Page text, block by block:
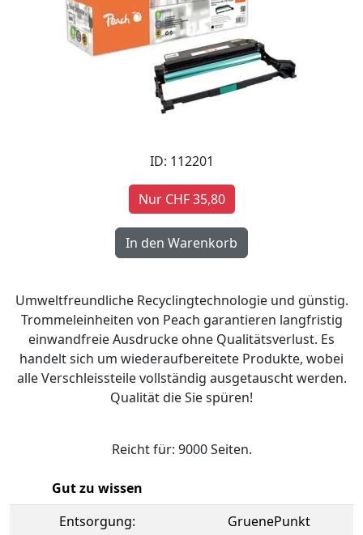
ID: 112201
Nur CHF 35,80
Umweltfreundliche Recyclingtechnologie und günstig.
Trommeleinheiten von Peach garantieren langfristig
einwandfreie Ausdrucke ohne Qualitätsverlust. Es
handelt sich um wiederaufbereitete Produkte, wobei
alle Verschleissteile vollständig ausgetauscht werden.
Qualität die Sie spüren!
Reicht für: 9000 Seiten.
Gut zu wissen
Entsorgung:
GruenePunkt